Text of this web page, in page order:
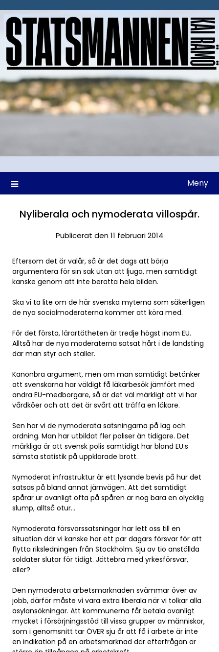
till
Meny
Nyliberala och nymoderata villospår.
Publicerat den 11 februari 2014
Eftersom det är valår, så är det dags att börja
argumentera för sin sak utan att ljuga, men samtidigt
kanske genom att inte berätta hela bilden.
Ska vi ta lite om de här svenska myterna som säkerligen
de nya socialmoderaterna kommer att köra med.
För det första, lärartätheten är tredje högst inom EU.
Alltså har de nya moderaterna satsat hårt i de landsting
där man styr och ställer.
Kanonbra argument, men om man samtidigt betänker
att svenskarna har väldigt få läkarbesök jämfört med
andra EU-medborgare, så är det väl märkligt att vi har
vårdköer och att det är svårt att träffa en läkare.
Sen har vi de nymoderata satsningarna på lag och
ordning. Man har utbildat fler poliser än tidigare. Det
märkliga är att svensk polis samtidigt har bland EU:s
sämsta statistik på uppklarade brott.
Nymoderat infrastruktur är ett lysande bevis på hur det
satsas på bland annat järnvägen. Att det samtidigt
spårar ur ovanligt ofta på spåren är nog bara en olycklig
slump, alltså otur…
Nymoderata försvarssatsningar har lett oss till en
situation där vi kanske har ett par dagars försvar för att
flytta riksledningen från Stockholm. Sju av tio anställda
soldater slutar för tidigt. Jättebra med yrkesförsvar,
eller?
Den nymoderata arbetsmarknaden svämmar över av
jobb, därför måste vi vara extra liberala när vi tolkar alla
asylansökningar. Att kommunerna får betala ovanligt
mycket i försörjningsstöd till vissa grupper av människor,
som i genomsnitt tar ÖVER sju år att få i arbete är inte
en indikation på en arbetsmarknad där efterfrågan är